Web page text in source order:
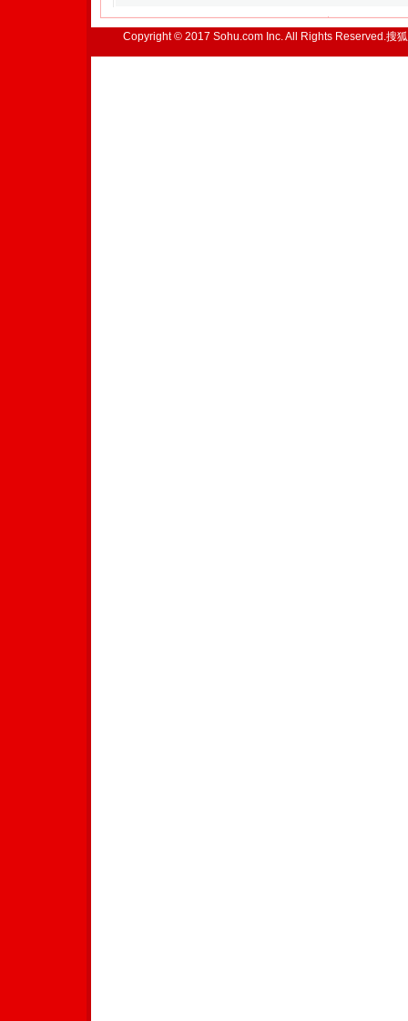
Copyright © 2017 Sohu.com Inc. All Rights Reserved.搜